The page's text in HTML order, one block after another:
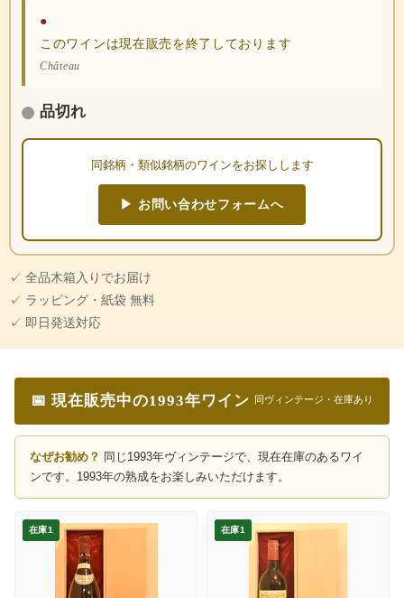
●
このワインは現在販売を終了しております
Château
品切れ
同銘柄・類似銘柄のワインをお探しします
▶ お問い合わせフォームへ
✓ 全品木箱入りでお届け
✓ ラッピング・紙袋 無料
✓ 即日発送対応
📅 現在販売中の1993年ワイン 同ヴィンテージ・在庫あり
なぜお勧め？ 同じ1993年ヴィンテージで、現在在庫のあるワイ
ンです。1993年の熟成をお楽しみいただけます。
在庫1 在庫1